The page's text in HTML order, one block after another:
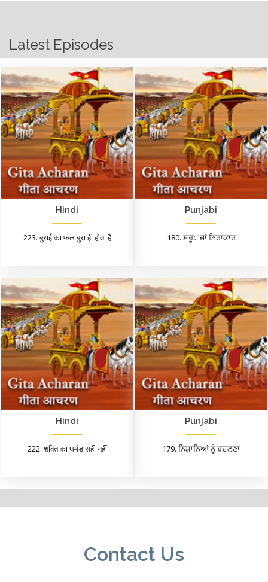
Latest Episodes
Hindi
223. बुराई का फल बुरा ही होता है
Punjabi
180. ਸਰੂਪ ਜਾਂ ਨਿਰਾਕਾਰ
Hindi
222. शक्ति का घमंड सही नहीं
Punjabi
179. ਨਿਸ਼ਾਨਿਆਂ ਨੂੰ ਬਦਲਣਾ
Contact Us